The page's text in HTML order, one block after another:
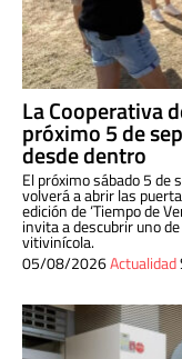
La Cooperativa
próximo 5 de
desde dentro
El próximo sábado 5 de
volverá a abrir las
edición de ‘Tiempo de
invita a descubrir uno
vitivinícola.
05/08/2026Actualidad